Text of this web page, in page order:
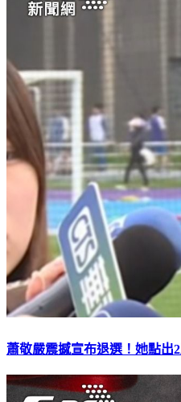
蕭敬嚴震撼宣布退選！她點出